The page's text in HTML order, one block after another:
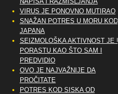
VIRUS JE PONOVNO MUTIRAO
SNAŽAN POTRES U MORU KOD
JAPANA
SEIZMOLOŠKA AKTIVNOST JE U
PORASTU KAO ŠTO SAM I
PREDVIDIO
OVO JE NAJVAŽNIJE DA
PROČITATE
POTRES KOD SISKA OD